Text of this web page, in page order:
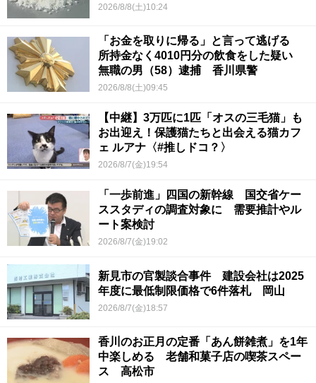
2026/8/8(土)10:24
「お金を取りに帰る」と言って逃げる
所持金なく4010円分の飲食をした疑い
無職の男（58）逮捕 香川県警
2026/8/8(土)09:45
【中継】3万匹に1匹「オスの三毛猫」も
お出迎え！保護猫たちと出会える猫カフ
ェ ルアナ〈#推しドコ？〉
2026/8/7(金)19:54
「一歩前進」四国の新幹線 国交省ケー
ススタディの調査対象に 需要推計やル
ート案検討
2026/8/7(金)19:02
新見市の官製談合事件 建設会社は2025
年度に最低制限価格で6件落札 岡山
2026/8/7(金)18:57
香川のお正月の定番「あん餅雑煮」を1年
中楽しめる 老舗和菓子店の喫茶スペー
ス 高松市